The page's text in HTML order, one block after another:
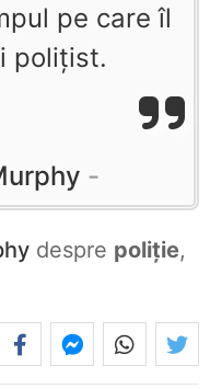
pe care îl
polițist.
despre poliție,